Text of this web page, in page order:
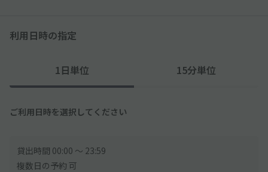
利用日時の指定
1日単位 15分単位
ご利用日時を選択してください
貸出時間 00:00 〜 23:59
複数日の予約 可